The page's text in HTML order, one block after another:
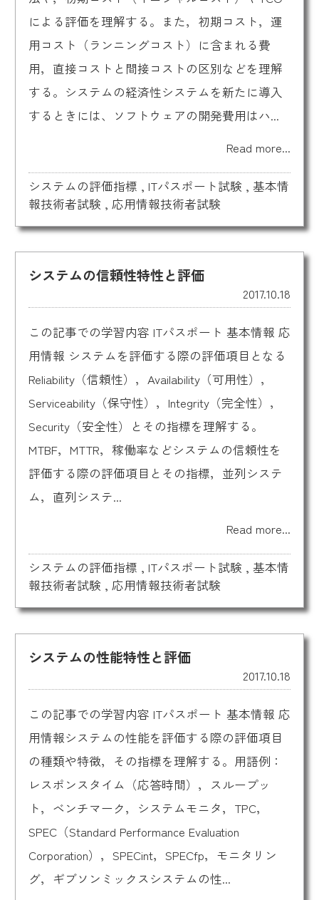
による評価を理解する。また，初期コスト，運
用コスト（ランニングコスト）に含まれる費
用，直接コストと間接コストの区別などを理解
する。システムの経済性システムを新たに導入
するときには、ソフトウェアの開発費用はハ...
Read more...
システムの評価指標 , ITパスポート試験 , 基本情
報技術者試験 , 応用情報技術者試験
システムの信頼性特性と評価
2017.10.18
この記事での学習内容 ITパスポート 基本情報 応
用情報 システムを評価する際の評価項目となる
Reliability（信頼性），Availability（可用性），
Serviceability（保守性），Integrity（完全性），
Security（安全性）とその指標を理解する。
MTBF，MTTR，稼働率などシステムの信頼性を
評価する際の評価項目とその指標，並列システ
ム，直列システ...
Read more...
システムの評価指標 , ITパスポート試験 , 基本情
報技術者試験 , 応用情報技術者試験
システムの性能特性と評価
2017.10.18
この記事での学習内容 ITパスポート 基本情報 応
用情報システムの性能を評価する際の評価項目
の種類や特徴，その指標を理解する。用語例：
レスポンスタイム（応答時間），スループッ
ト，ベンチマーク，システムモニタ，TPC，
SPEC（Standard Performance Evaluation
Corporation），SPECint，SPECfp，モニタリン
グ，ギブソンミックスシステムの性...